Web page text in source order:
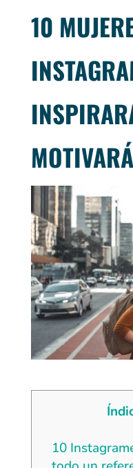
10
10